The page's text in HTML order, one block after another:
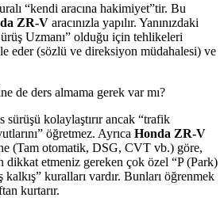
“kendi aracına hakimiyet”tir. Bu
ZR-V aracınızla yapılır. Yanınızdaki
Uzmanı” olduğu için tehlikeleri
eder (sözlü ve direksiyon müdahalesi) ve
de ders almama gerek var mı?
kolaylaştırır ancak “trafik
öğretmez. Ayrıca Honda ZR-V
(Tam otomatik, DSG, CVT vb.) göre,
dikkat etmeniz gereken çok özel “P (Park)
kuralları vardır. Bunları öğrenmek
kurtarır.